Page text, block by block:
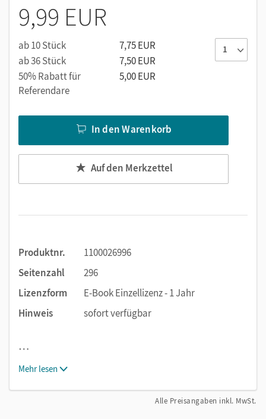
9,99 EUR
ab 10 Stück
7,75 EUR
ab 36 Stück
7,50 EUR
50% Rabatt für
Referendare
5,00 EUR
In den Warenkorb
Auf den Merkzettel
Produktnr.
1100026996
Seitenzahl
296
Lizenzform
E-Book Einzellizenz - 1 Jahr
Hinweis
sofort verfügbar
…
Mehr lesen
Alle Preisangaben inkl. MwSt.